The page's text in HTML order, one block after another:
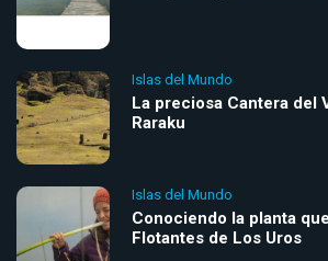
Islas del Mundo
La preciosa Cantera del
Raraku
Islas del Mundo
Conociendo la planta
Flotantes de Los Uros